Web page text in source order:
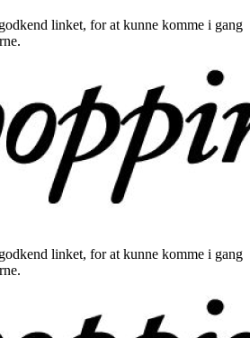
linket, for at kunne komme i gang
linket, for at kunne komme i gang